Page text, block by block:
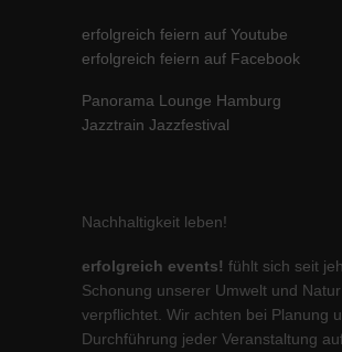
erfolgreich feiern auf Youtube
erfolgreich feiern auf Facebook
Panorama Lounge Hamburg
Jazztrain Jazzfestival
Nachhaltigkeit leben!
erfolgreich events! fühlt sich seit
Schonung unserer Umwelt und Natur
verpflichtet. Wir achten bei Planung
Durchführung jeder Veranstaltung